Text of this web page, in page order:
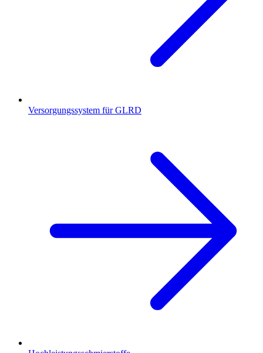
Versorgungssystem für GLRD